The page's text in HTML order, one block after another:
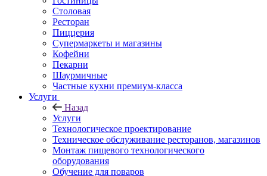
Столовая
Ресторан
Пиццерия
Супермаркеты и магазины
Кофейни
Пекарни
Шаурмичные
Частные кухни премиум-класса
Услуги
Назад
Услуги
Технологическое проектирование
Техническое обслуживание ресторанов, магазинов
Монтаж пищевого технологического
оборудования
Обучение для поваров